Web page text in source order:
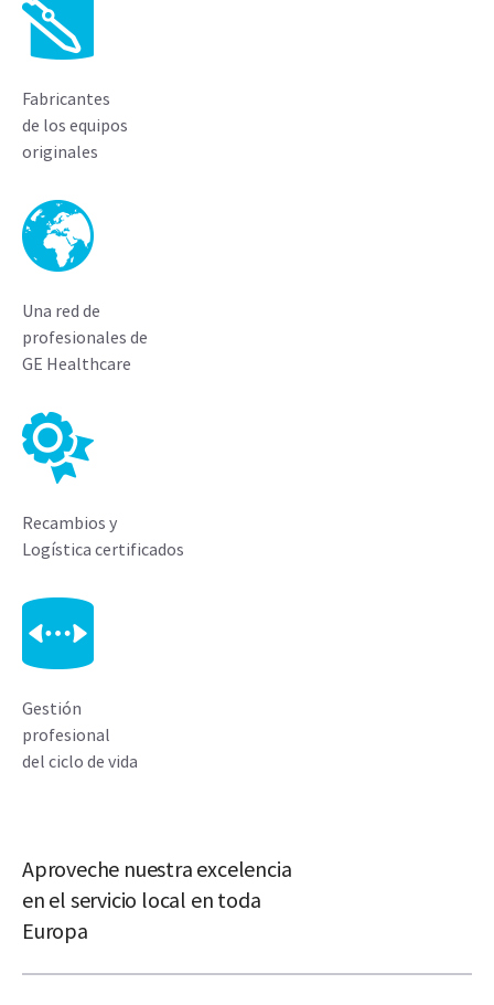
Fabricantes
de los equipos
originales
Una red de
profesionales de
GE Healthcare
Recambios y
Logística certificados
Gestión
profesional
del ciclo de vida
Aproveche nuestra excelencia
en el servicio local en toda
Europa